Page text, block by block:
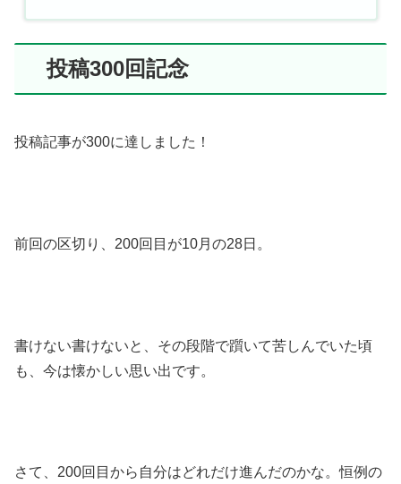
投稿300回記念
投稿記事が300に達しました！
前回の区切り、200回目が10月の28日。
書けない書けないと、その段階で躓いて苦しんでいた頃
も、今は懐かしい思い出です。
さて、200回目から自分はどれだけ進んだのかな。恒例の